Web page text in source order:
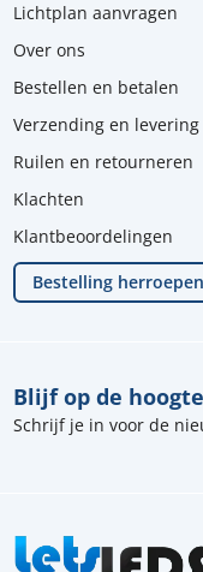
Blijf op de
Schrijf je in voor de
Lichtplan aanvragen
Over ons
Bestellen en betalen
Verzending en levering
Ruilen en retourneren
Klachten
Klantbeoordelingen
Bestelling herroepen